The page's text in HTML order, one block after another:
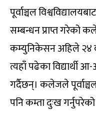
पूर्वाञ्चल
सम्बन्धन प्राप्त गरेको
कम्युनिकेसन अहिले २४
त्यहाँ पढेका विद्यार्थी
गर्दैछन्। कलेजले
पनि कम्ता दुःख